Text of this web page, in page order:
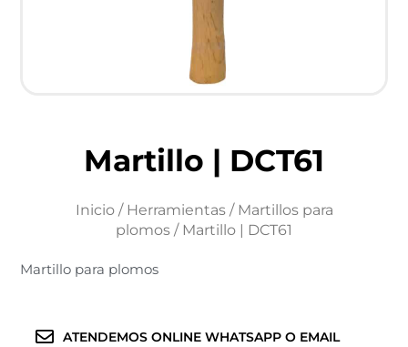
Martillo | DCT61
Inicio/ Herramientas/ Martillos para
plomos / Martillo | DCT61
Martillo para plomos
ATENDEMOS ONLINE WHATSAPP O EMAIL